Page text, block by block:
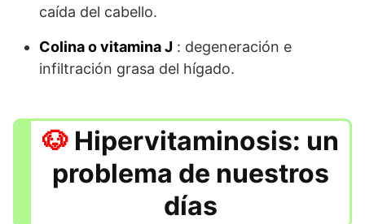
caída del cabello.
Colina o vitamina J : degeneración e
infiltración grasa del hígado.
Hipervitaminosis: un
problema de nuestros
días